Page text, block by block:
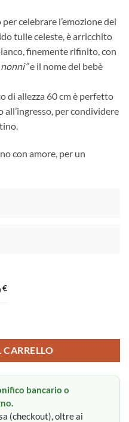
celebrare l’emozione dei
tulle celeste, è arricchito
finemente rifinito, con
e il nome del bebè
di allezza 60 cm è perfetto
all’ingresso, per condividere
con amore, per un
€
bancario o
(checkout), oltre ai